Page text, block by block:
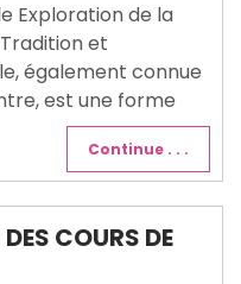
Exploration de la
et
également connue
est une forme
Continue . . .
COURS DE